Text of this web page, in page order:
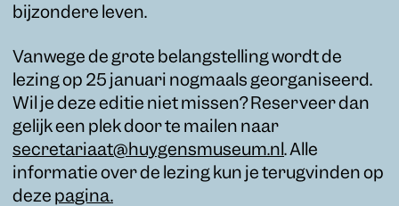
bijzondere leven.
Vanwege de grote belangstelling wordt de
lezing op 25 januari nogmaals georganiseerd.
Wil je deze editie niet missen? Reserveer dan
gelijk een plek door te mailen naar
secretariaat@huygensmuseum.nl . Alle
informatie over de lezing kun je terugvinden op
deze pagina.